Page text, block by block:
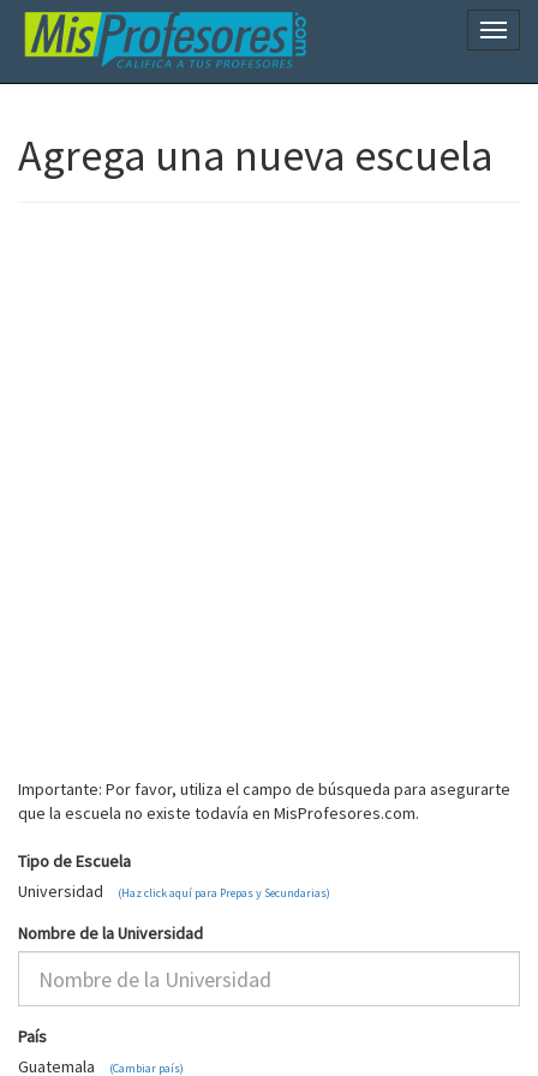
Agrega una nueva escuela
Importante: Por favor, utiliza el campo de búsqueda para asegurarte
que la escuela no existe todavía en MisProfesores.com.
Tipo de Escuela
Universidad
(Haz click aquí para Prepas y Secundarias)
Nombre de la Universidad
País
Guatemala
(Cambiar país)